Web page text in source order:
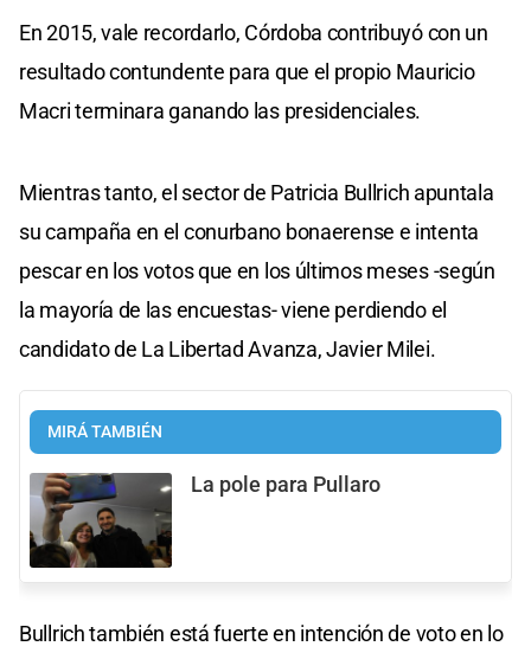
En 2015, vale recordarlo, Córdoba contribuyó con un
resultado contundente para que el propio Mauricio
Macri terminara ganando las presidenciales.
Mientras tanto, el sector de Patricia Bullrich apuntala
su campaña en el conurbano bonaerense e intenta
pescar en los votos que en los últimos meses -según
la mayoría de las encuestas- viene perdiendo el
candidato de La Libertad Avanza, Javier Milei.
MIRÁ TAMBIÉN
La pole para Pullaro
Bullrich también está fuerte en intención de voto en lo